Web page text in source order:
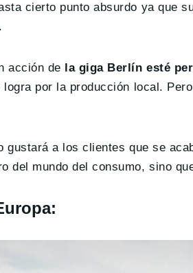
cierto punto absurdo ya que
acción de la giga Berlín esté
por la producción local.
gustará a los clientes que se
del mundo del consumo, sino